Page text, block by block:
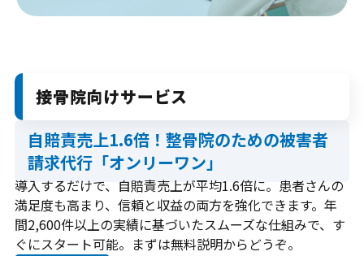
接骨院向けサービス
自賠責売上1.6倍！整骨院のための被害者
請求代行「オンリーワン」
導入するだけで、自賠責売上が平均1.6倍に。患者さんの
満足度も高まり、信頼と収益の両方を強化できます。年
間2,600件以上の実績に基づいたスムーズな仕組みで、す
ぐにスタート可能。まずは無料説明からどうぞ。
お問合せ
何かご質問やご相談がございましたら、お気軽にお問合